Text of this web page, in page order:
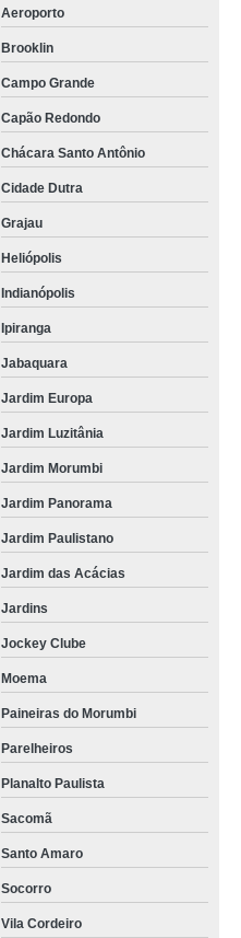
Aeroporto
Brooklin
Campo Grande
Capão Redondo
Chácara Santo Antônio
Cidade Dutra
Grajau
Heliópolis
Indianópolis
Ipiranga
Jabaquara
Jardim Europa
Jardim Luzitânia
Jardim Morumbi
Jardim Panorama
Jardim Paulistano
Jardim das Acácias
Jardins
Jockey Clube
Moema
Paineiras do Morumbi
Parelheiros
Planalto Paulista
Sacomã
Santo Amaro
Socorro
Vila Cordeiro